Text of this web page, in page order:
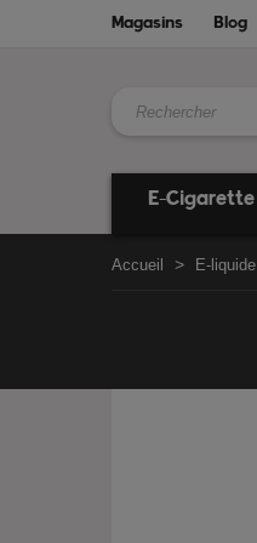
Magasins Blog
E-Cigarette
Accueil E-liquide